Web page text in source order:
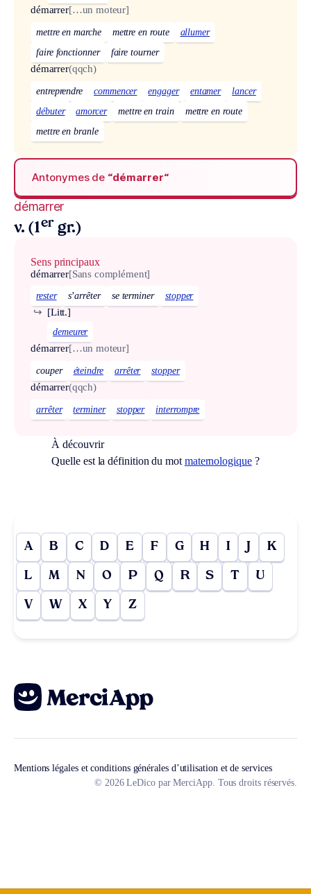
démarrer[…un moteur]
mettre en marche mettre en route
allumer
faire fonctionner
faire tourner
démarrer(qqch)
entreprendre commencer engager entamer
lancer
débuter
amorcer mettre en train
mettre en route
mettre en branle
Antonymes de “démarrer“
démarrer
v. (1er gr.)
Sens principaux
démarrer[Sans complément]
rester s’arrêter se terminer stopper
[Litt.]
↪
demeurer
démarrer[…un moteur]
couper éteindre arrêter stopper
démarrer(qqch)
arrêter terminer stopper interrompre
À découvrir
Quelle est la définition du mot maternologique?
A B C D E F G H I J K
L M N O P Q R S T U
V W X Y Z
Mentions légales et conditions générales d’utilisation et de services
© 2026 LeDico par MerciApp. Tous droits réservés.